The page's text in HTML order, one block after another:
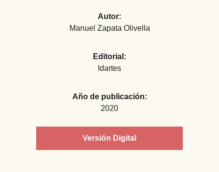
Autor:
Manuel Zapata Olivella
Editorial:
Idartes
Año de publicación:
2020
Versión Digital